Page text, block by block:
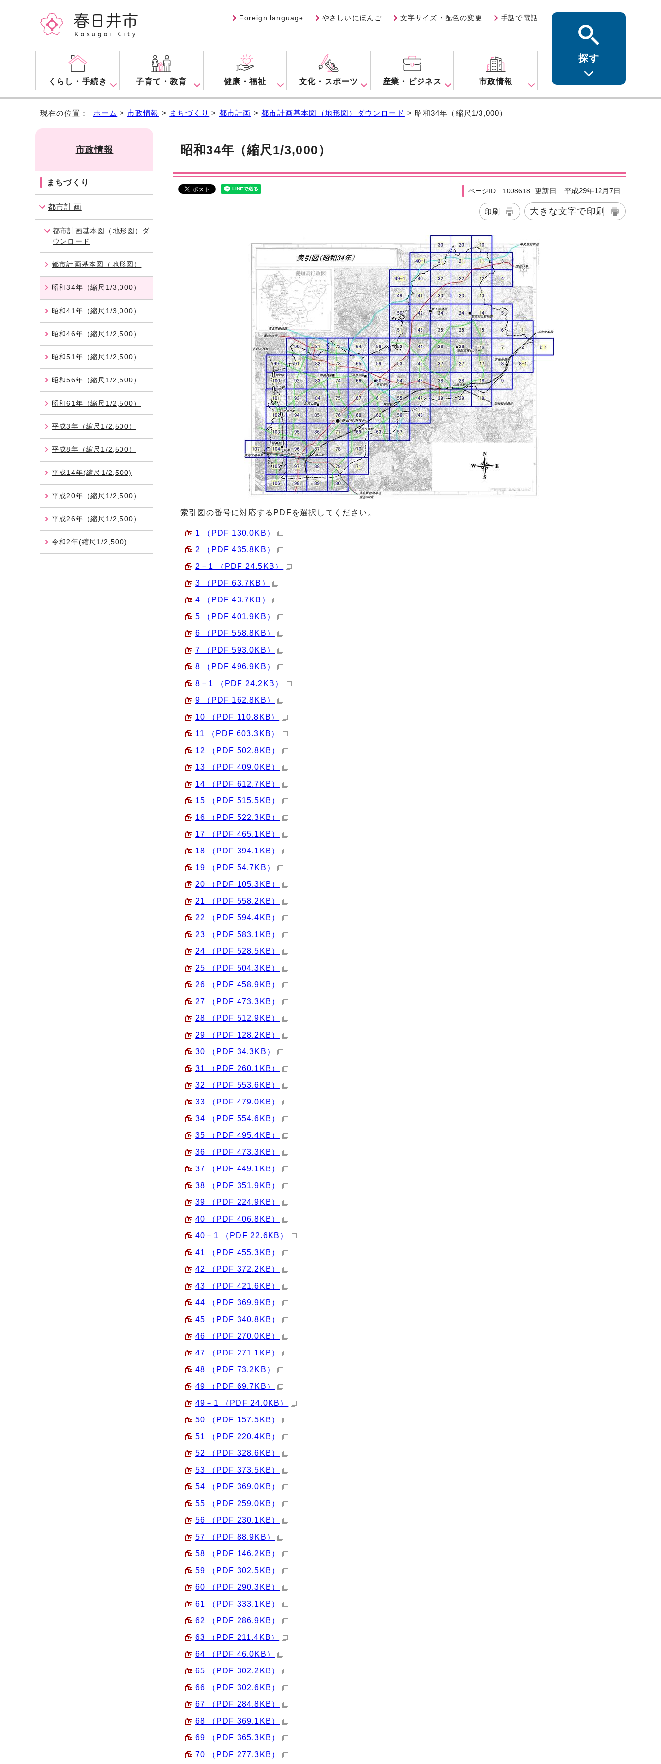
Foreign language やさしいにほんご 文字サイズ・配色の変更 手話で電話
くらし・手続き 子育て・教育 健康・福祉 文化・スポーツ 産業・ビジネス 市政情報
探す
現在の位置： ホーム > 市政情報 > まちづくり > 都市計画 >都市計画基本図（地形図）ダウンロード > 昭和34年（縮尺1/3,000）
昭和34年（縮尺1/3,000）
ページID 1008618 更新日 平成29年12月7日
印刷 大きな文字で印刷
索引図の番号に対応するPDFを選択してください。
1 （PDF 130.0KB）
2 （PDF 435.8KB）
2－1 （PDF 24.5KB）
3 （PDF 63.7KB）
4 （PDF 43.7KB）
5 （PDF 401.9KB）
6 （PDF 558.8KB）
7 （PDF 593.0KB）
8 （PDF 496.9KB）
8－1 （PDF 24.2KB）
9 （PDF 162.8KB）
10 （PDF 110.8KB）
11 （PDF 603.3KB）
12 （PDF 502.8KB）
13 （PDF 409.0KB）
14 （PDF 612.7KB）
15 （PDF 515.5KB）
16 （PDF 522.3KB）
17 （PDF 465.1KB）
18 （PDF 394.1KB）
19 （PDF 54.7KB）
20 （PDF 105.3KB）
21 （PDF 558.2KB）
22 （PDF 594.4KB）
23 （PDF 583.1KB）
24 （PDF 528.5KB）
25 （PDF 504.3KB）
26 （PDF 458.9KB）
27 （PDF 473.3KB）
28 （PDF 512.9KB）
29 （PDF 128.2KB）
30 （PDF 34.3KB）
31 （PDF 260.1KB）
32 （PDF 553.6KB）
33 （PDF 479.0KB）
34 （PDF 554.6KB）
35 （PDF 495.4KB）
36 （PDF 473.3KB）
37 （PDF 449.1KB）
38 （PDF 351.9KB）
39 （PDF 224.9KB）
40 （PDF 406.8KB）
40－1 （PDF 22.6KB）
41 （PDF 455.3KB）
42 （PDF 372.2KB）
43 （PDF 421.6KB）
44 （PDF 369.9KB）
45 （PDF 340.8KB）
46 （PDF 270.0KB）
47 （PDF 271.1KB）
48 （PDF 73.2KB）
49 （PDF 69.7KB）
49－1 （PDF 24.0KB）
50 （PDF 157.5KB）
51 （PDF 220.4KB）
52 （PDF 328.6KB）
53 （PDF 373.5KB）
54 （PDF 369.0KB）
55 （PDF 259.0KB）
56 （PDF 230.1KB）
57 （PDF 88.9KB）
58 （PDF 146.2KB）
59 （PDF 302.5KB）
60 （PDF 290.3KB）
61 （PDF 333.1KB）
62 （PDF 286.9KB）
63 （PDF 211.4KB）
64 （PDF 46.0KB）
65 （PDF 302.2KB）
66 （PDF 302.6KB）
67 （PDF 284.8KB）
68 （PDF 369.1KB）
69 （PDF 365.3KB）
70 （PDF 277.3KB）
市政情報
まちづくり
都市計画
都市計画基本図（地形図）ダ
ウンロード
都市計画基本図（地形図）
昭和34年（縮尺1/3,000）
昭和41年（縮尺1/3,000）
昭和46年（縮尺1/2,500）
昭和51年（縮尺1/2,500）
昭和56年（縮尺1/2,500）
昭和61年（縮尺1/2,500）
平成3年（縮尺1/2,500）
平成8年（縮尺1/2,500）
平成14年(縮尺1/2,500)
平成20年（縮尺1/2,500）
平成26年（縮尺1/2,500）
令和2年(縮尺1/2,500)